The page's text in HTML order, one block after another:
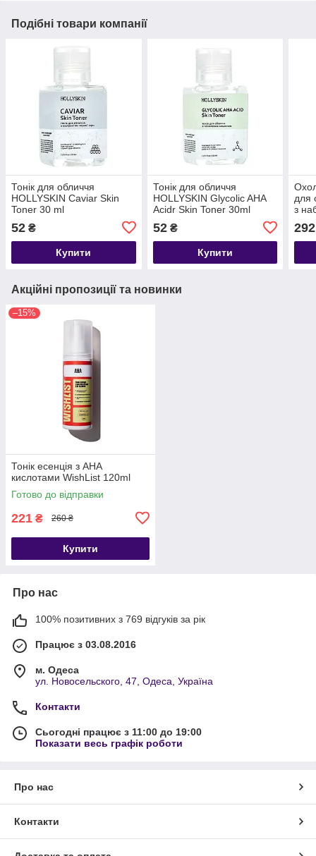
Подібні товари компанії
Тонік для обличчя
HOLLYSKIN Caviar Skin
Toner 30 ml
52 ₴
Купити
Тонік для обличчя
HOLLYSKIN Glycolic AHA
Acidr Skin Toner 30ml
52₴
Купити
для
з
292
Акційні пропозиції та новинки
–15%
Тонік есенція з AHA
кислотами WishList 120ml
Готово до відправки
221 ₴ 260 ₴
Купити
Про нас
100% позитивних з 769 відгуків за рік
Працює з 03.08.2016
м. Одеса
ул. Новосельского, 47, Одеса, Україна
Контакти
Сьогодні працює з 11:00 до 19:00
Показати весь графік роботи
Про нас
Контакти